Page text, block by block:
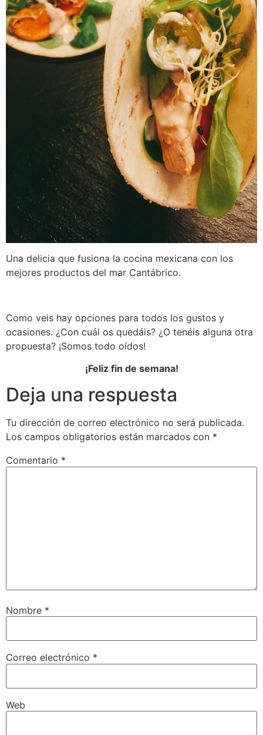
Una delicia que fusiona la cocina mexicana con los
mejores productos del mar Cantábrico.
Como veis hay opciones para todos los gustos y
ocasiones. ¿Con cuál os quedáis? ¿O tenéis alguna otra
propuesta? ¡Somos todo oídos!
¡Feliz fin de semana!
Deja una respuesta
Tu dirección de correo electrónico no será publicada.
Los campos obligatorios están marcados con *
Comentario *
Nombre *
Correo electrónico *
Web